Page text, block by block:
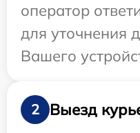
оператор
для уточнения
Вашего
2
Выезд